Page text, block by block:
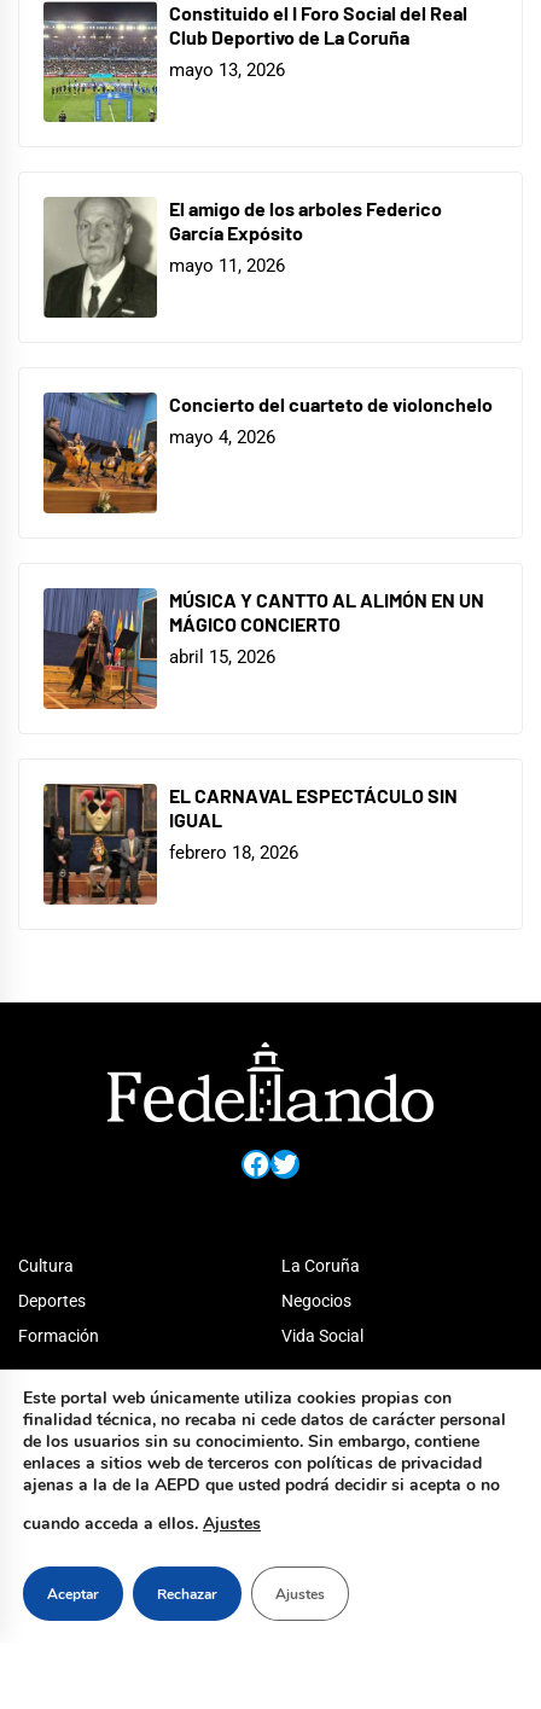
Constituido el I Foro Social del Real
Club Deportivo de La Coruña
mayo 13, 2026
El amigo de los arboles Federico
García Expósito
mayo 11, 2026
Concierto del cuarteto de violonchelo
mayo 4, 2026
MÚSICA Y CANTTO AL ALIMÓN EN UN
MÁGICO CONCIERTO
abril 15, 2026
EL CARNAVAL ESPECTÁCULO SIN
IGUAL
febrero 18, 2026
Facebook
Twitter
Cultura
Deportes
Formación
La Coruña
Negocios
Vida Social
Este portal web únicamente utiliza cookies propias con
finalidad técnica, no recaba ni cede datos de carácter personal
de los usuarios sin su conocimiento. Sin embargo, contiene
enlaces a sitios web de terceros con políticas de privacidad
ajenas a la de la AEPD que usted podrá decidir si acepta o no
cuando acceda a ellos. Ajustes
Aceptar Rechazar Ajustes